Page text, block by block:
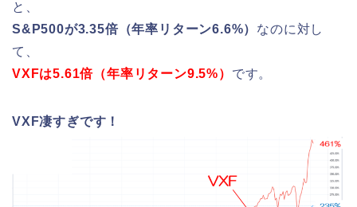
と、
S&P500が3.35倍（年率リターン6.6%） なのに対し
て、
VXFは5.61倍（年率リターン9.5%） です。
VXF凄すぎです！